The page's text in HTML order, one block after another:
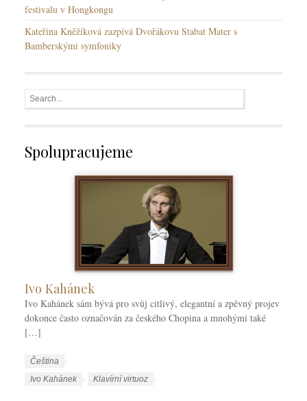
festivalu v Hongkongu
Kateřina Kněžíková zazpívá Dvořákovu Stabat Mater s
Bamberskými symfoniky
Spolupracujeme
Ivo Kahánek
Ivo Kahánek sám bývá pro svůj citlivý, elegantní a zpěvný projev
dokonce často označován za českého Chopina a mnohými také
[…]
W
Čeština
W
Ivo Kahánek Klavírní virtuoz